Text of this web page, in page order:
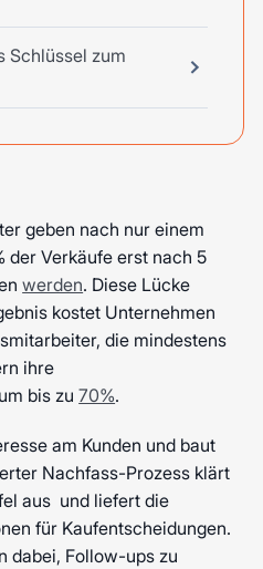
Schlüssel zum
geben nach nur einem
der Verkäufe erst nach 5
werden. Diese Lücke
kostet Unternehmen
die mindestens
ihre
bis zu70%.
am Kunden und baut
Nachfass-Prozess klärt
aus und liefert die
für Kaufentscheidungen.
dabei, Follow-ups zu